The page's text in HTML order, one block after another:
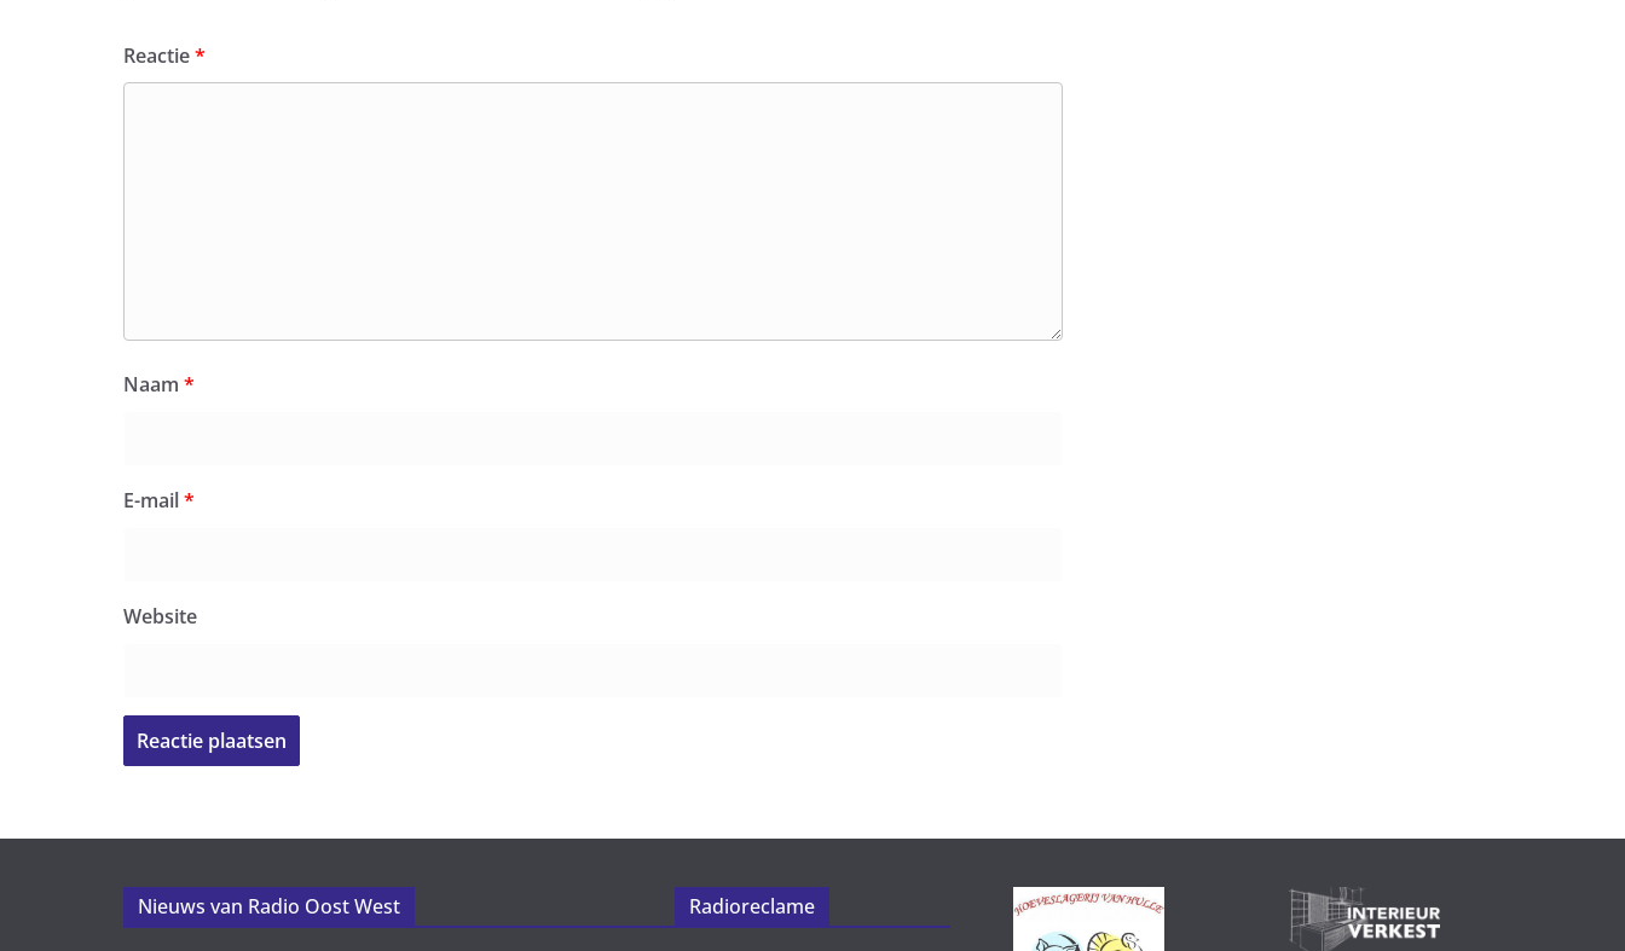
Reactie*
Naam *
E-mail*
Website
Nieuws van Radio Oost West Radioreclame